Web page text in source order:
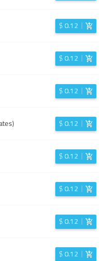
$0.12
$0.12
$0.12
$0.12
$0.12
$0.12
$0.12
$0.12